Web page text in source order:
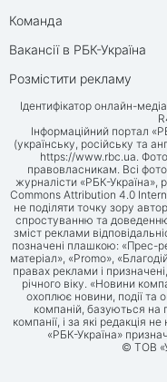
Команда
Вакансії в РБК-Україна
Розмістити рекламу
Ідентифікатор онлайн-
Інформаційний портал
(українську, російську та
https://www.rbc.ua.
правовласникам. Всі
журналісти «РБК-Україна»,
Commons Attribution 4.0
не поділяти точку зору
спростуванню та доведенню
зміст реклами
позначені плашкою: «Прес-
матеріал», «Promo»,
правах реклами і
річного віку. «Новини
охоплює новини, події та
компаній, базуються на
компанії, і за які редакція
«РБК-Україна»
© ТОВ